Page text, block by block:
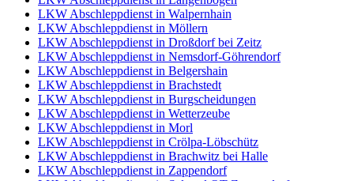
LKW Abschleppdienst in Walpernhain
LKW Abschleppdienst in Möllern
LKW Abschleppdienst in Droßdorf bei Zeitz
LKW Abschleppdienst in Nemsdorf-Göhrendorf
LKW Abschleppdienst in Belgershain
LKW Abschleppdienst in Brachstedt
LKW Abschleppdienst in Burgscheidungen
LKW Abschleppdienst in Wetterzeube
LKW Abschleppdienst in Morl
LKW Abschleppdienst in Crölpa-Löbschütz
LKW Abschleppdienst in Brachwitz bei Halle
LKW Abschleppdienst in Zappendorf